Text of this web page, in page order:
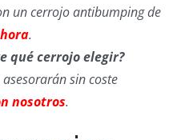
un cerrojo antibumping de
.
qué cerrojo elegir?
sin coste
nosotros.